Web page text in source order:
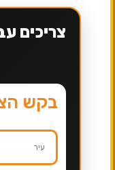
צריכים
בקש